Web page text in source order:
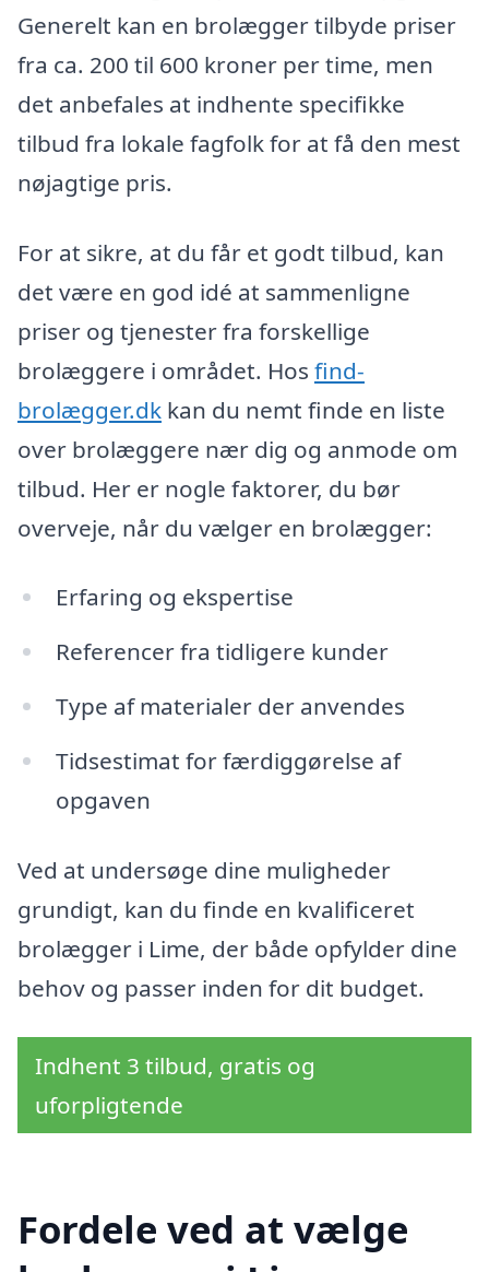
Generelt kan en brolægger tilbyde priser
fra ca. 200 til 600 kroner per time, men
det anbefales at indhente specifikke
tilbud fra lokale fagfolk for at få den mest
nøjagtige pris.
For at sikre, at du får et godt tilbud, kan
det være en god idé at sammenligne
priser og tjenester fra forskellige
brolæggere i området. Hos find-
brolægger.dk kan du nemt finde en liste
over brolæggere nær dig og anmode om
tilbud. Her er nogle faktorer, du bør
overveje, når du vælger en brolægger:
Erfaring og ekspertise
Referencer fra tidligere kunder
Type af materialer der anvendes
Tidsestimat for færdiggørelse af
opgaven
Ved at undersøge dine muligheder
grundigt, kan du finde en kvalificeret
brolægger i Lime, der både opfylder dine
behov og passer inden for dit budget.
Indhent 3 tilbud, gratis og
uforpligtende
Fordele ved at vælge